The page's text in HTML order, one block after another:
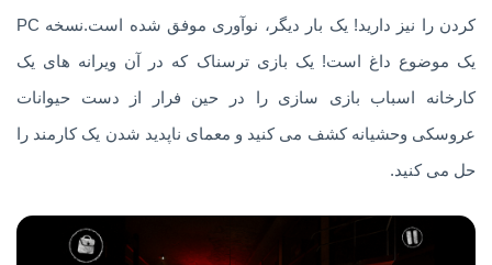
کردن را نیز دارید! یک بار دیگر، نوآوری موفق شده است.نسخه PC
یک موضوع داغ است! یک بازی ترسناک که در آن ویرانه های یک
کارخانه اسباب بازی سازی را در حین فرار از دست حیوانات
عروسکی وحشیانه کشف می کنید و معمای ناپدید شدن یک کارمند را
حل می کنید.